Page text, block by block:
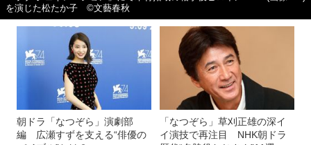
を演じた松たか子 ©文藝春秋
朝ドラ「なつぞら」演劇部
編 広瀬すずを支える“俳優の
「なつぞら」草刈正雄の深イ
イ演技で再注目 NHK朝ドラ